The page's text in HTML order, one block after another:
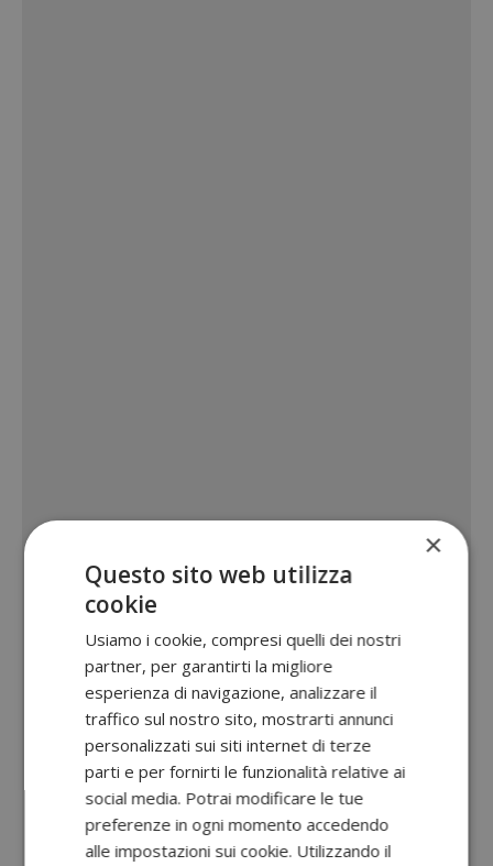
×
Questo sito web utilizza
cookie
Usiamo i cookie, compresi quelli dei nostri
partner, per garantirti la migliore
esperienza di navigazione, analizzare il
traffico sul nostro sito, mostrarti annunci
personalizzati sui siti internet di terze
parti e per fornirti le funzionalità relative ai
social media. Potrai modificare le tue
preferenze in ogni momento accedendo
alle impostazioni sui cookie. Utilizzando il